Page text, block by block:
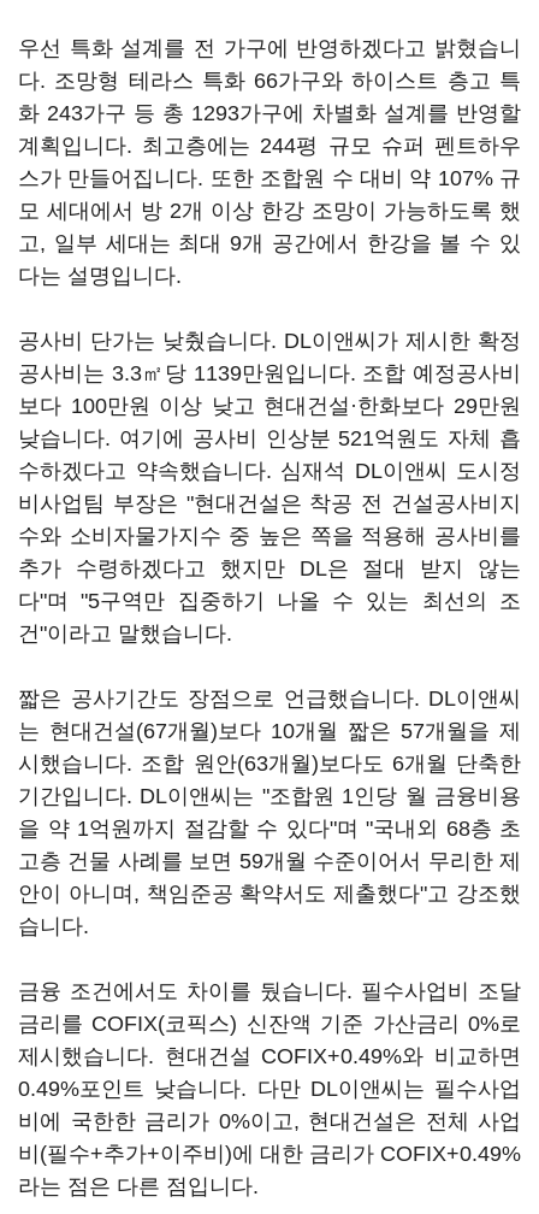
우선 특화 설계를 전 가구에 반영하겠다고 밝혔습니
다. 조망형 테라스 특화 66가구와 하이스트 층고 특
화 243가구 등 총 1293가구에 차별화 설계를 반영할
계획입니다. 최고층에는 244평 규모 슈퍼 펜트하우
스가 만들어집니다. 또한 조합원 수 대비 약 107% 규
모 세대에서 방 2개 이상 한강 조망이 가능하도록 했
고, 일부 세대는 최대 9개 공간에서 한강을 볼 수 있
다는 설명입니다.
공사비 단가는 낮췄습니다. DL이앤씨가 제시한 확정
공사비는 3.3㎡당 1139만원입니다. 조합 예정공사비
보다 100만원 이상 낮고 현대건설·한화보다 29만원
낮습니다. 여기에 공사비 인상분 521억원도 자체 흡
수하겠다고 약속했습니다. 심재석 DL이앤씨 도시정
비사업팀 부장은 "현대건설은 착공 전 건설공사비지
수와 소비자물가지수 중 높은 쪽을 적용해 공사비를
추가 수령하겠다고 했지만 DL은 절대 받지 않는
다"며 "5구역만 집중하기 나올 수 있는 최선의 조
건"이라고 말했습니다.
짧은 공사기간도 장점으로 언급했습니다. DL이앤씨
는 현대건설(67개월)보다 10개월 짧은 57개월을 제
시했습니다. 조합 원안(63개월)보다도 6개월 단축한
기간입니다. DL이앤씨는 "조합원 1인당 월 금융비용
을 약 1억원까지 절감할 수 있다"며 "국내외 68층 초
고층 건물 사례를 보면 59개월 수준이어서 무리한 제
안이 아니며, 책임준공 확약서도 제출했다"고 강조했
습니다.
금융 조건에서도 차이를 뒀습니다. 필수사업비 조달
금리를 COFIX(코픽스) 신잔액 기준 가산금리 0%로
제시했습니다. 현대건설 COFIX+0.49%와 비교하면
0.49%포인트 낮습니다. 다만 DL이앤씨는 필수사업
비에 국한한 금리가 0%이고, 현대건설은 전체 사업
비(필수+추가+이주비)에 대한 금리가 COFIX+0.49%
라는 점은 다른 점입니다.